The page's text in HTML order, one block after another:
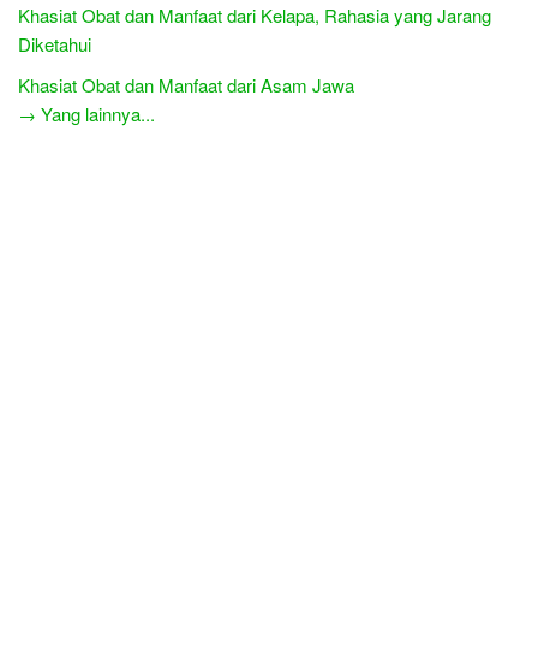
Khasiat Obat dan Manfaat dari Kelapa, Rahasia yang Jarang
Diketahui
Khasiat Obat dan Manfaat dari Asam Jawa
→ Yang lainnya...